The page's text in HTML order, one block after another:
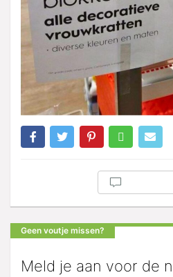
Geen voutje missen?
Meld je aan voor de